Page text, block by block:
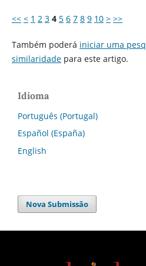
<< < 1 2 3 4 5 6 7 8 9 10 > >>
Também poderá iniciar uma
similaridadepara este artigo.
Idioma
Português (Portugal)
Español (España)
English
Nova Submissão